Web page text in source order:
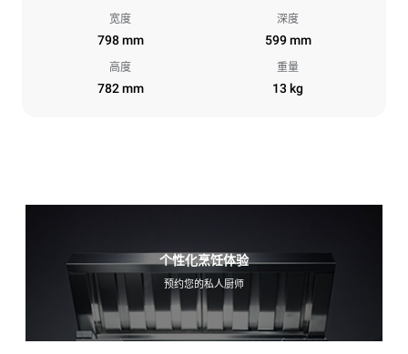
宽度
798 mm
深度
599 mm
高度
782 mm
重量
13 kg
个性化烹饪体验
预约您的私人厨师